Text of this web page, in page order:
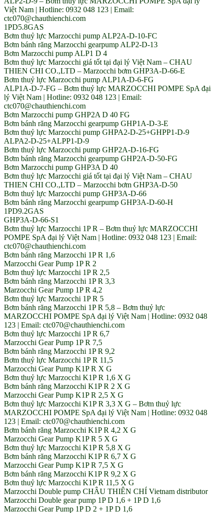
Việt Nam | Hotline: 0932 048 123 | Email:
ctc070@chauthienchi.com
1PD5.8GAS
Bơm thuỷ lực Marzocchi pump ALP2A-D-10-FC
Bơm bánh răng Marzocchi gearpump ALP2-D-13
Bơm Marzocchi pump ALP1 D 4
Bơm thuỷ lực Marzocchi giá tốt tại đại lý Việt Nam – CHAU
THIEN CHI CO.,LTD – Marzocchi bơm GHP3A-D-66-E
Bơm thuỷ lực Marzocchi pump ALP1A-D-6-FG
ALP1A-D-7-FG – Bơm thuỷ lực MARZOCCHI POMPE SpA đại
lý Việt Nam | Hotline: 0932 048 123 | Email:
ctc070@chauthienchi.com
Bơm Marzocchi pump GHP2A D 40 FG
Bơm bánh răng Marzocchi gearpump GHP1A-D-3-E
Bơm thuỷ lực Marzocchi pump GHPA2-D-25+GHPP1-D-9
ALPA2-D-25+ALPP1-D-9
Bơm thuỷ lực Marzocchi pump GHP2A-D-16-FG
Bơm bánh răng Marzocchi gearpump GHP2A-D-50-FG
Bơm Marzocchi pump GHP3A D 40
Bơm thuỷ lực Marzocchi giá tốt tại đại lý Việt Nam – CHAU
THIEN CHI CO.,LTD – Marzocchi bơm GHP3A-D-50
Bơm thuỷ lực Marzocchi pump GHP3A-D-66
Bơm bánh răng Marzocchi gearpump GHP3A-D-60-H
1PD9.2GAS
GHP3A-D-66-S1
Bơm thuỷ lực Marzocchi 1P R – Bơm thuỷ lực MARZOCCHI
POMPE SpA đại lý Việt Nam | Hotline: 0932 048 123 | Email:
ctc070@chauthienchi.com
Bơm bánh răng Marzocchi 1P R 1,6
Marzocchi Gear Pump 1P R 2
Bơm thuỷ lực Marzocchi 1P R 2,5
Bơm bánh răng Marzocchi 1P R 3,3
Marzocchi Gear Pump 1P R 4,2
Bơm thuỷ lực Marzocchi 1P R 5
Bơm bánh răng Marzocchi 1P R 5,8 – Bơm thuỷ lực
MARZOCCHI POMPE SpA đại lý Việt Nam | Hotline: 0932 048
123 | Email: ctc070@chauthienchi.com
Bơm thuỷ lực Marzocchi 1P R 6,7
Marzocchi Gear Pump 1P R 7,5
Bơm bánh răng Marzocchi 1P R 9,2
Bơm thuỷ lực Marzocchi 1P R 11,5
Marzocchi Gear Pump K1P R X G
Bơm thuỷ lực Marzocchi K1P R 1,6 X G
Bơm bánh răng Marzocchi K1P R 2 X G
Marzocchi Gear Pump K1P R 2,5 X G
Bơm thuỷ lực Marzocchi K1P R 3,3 X G – Bơm thuỷ lực
MARZOCCHI POMPE SpA đại lý Việt Nam | Hotline: 0932 048
123 | Email: ctc070@chauthienchi.com
Bơm bánh răng Marzocchi K1P R 4,2 X G
Marzocchi Gear Pump K1P R 5 X G
Bơm thuỷ lực Marzocchi K1P R 5,8 X G
Bơm bánh răng Marzocchi K1P R 6,7 X G
Marzocchi Gear Pump K1P R 7,5 X G
Bơm bánh răng Marzocchi K1P R 9,2 X G
Bơm thuỷ lực Marzocchi K1P R 11,5 X G
Marzocchi Double pump CHÂU THIÊN CHÍ Vietnam distributor
Marzocchi Double gear pump 1P D 1,6 + 1P D 1,6
Marzocchi Gear Pump 1P D 2 + 1P D 1,6